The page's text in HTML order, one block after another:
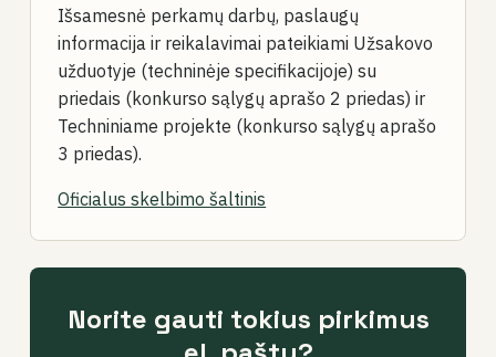
Išsamesnė perkamų darbų, paslaugų
informacija ir reikalavimai pateikiami Užsakovo
užduotyje (techninėje specifikacijoje) su
priedais (konkurso sąlygų aprašo 2 priedas) ir
Techniniame projekte (konkurso sąlygų aprašo
3 priedas).
Oficialus skelbimo šaltinis
Norite gauti tokius pirkimus